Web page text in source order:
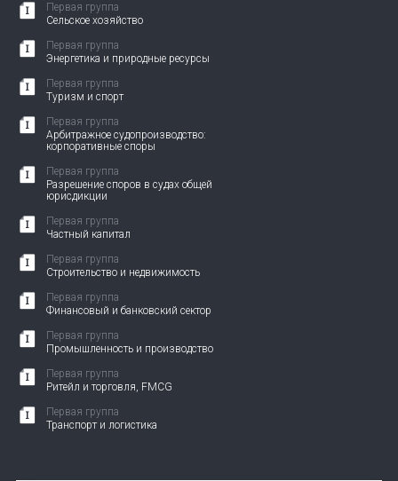
Первая группа
Сельское хозяйство
Первая группа
Энергетика и природные ресурсы
Первая группа
Туризм и спорт
Первая группа
Арбитражное судопроизводство:
корпоративные споры
Первая группа
Разрешение споров в судах общей
юрисдикции
Первая группа
Частный капитал
Первая группа
Строительство и недвижимость
Первая группа
Финансовый и банковский сектор
Первая группа
Промышленность и производство
Первая группа
Ритейл и торговля, FMCG
Первая группа
Транспорт и логистика